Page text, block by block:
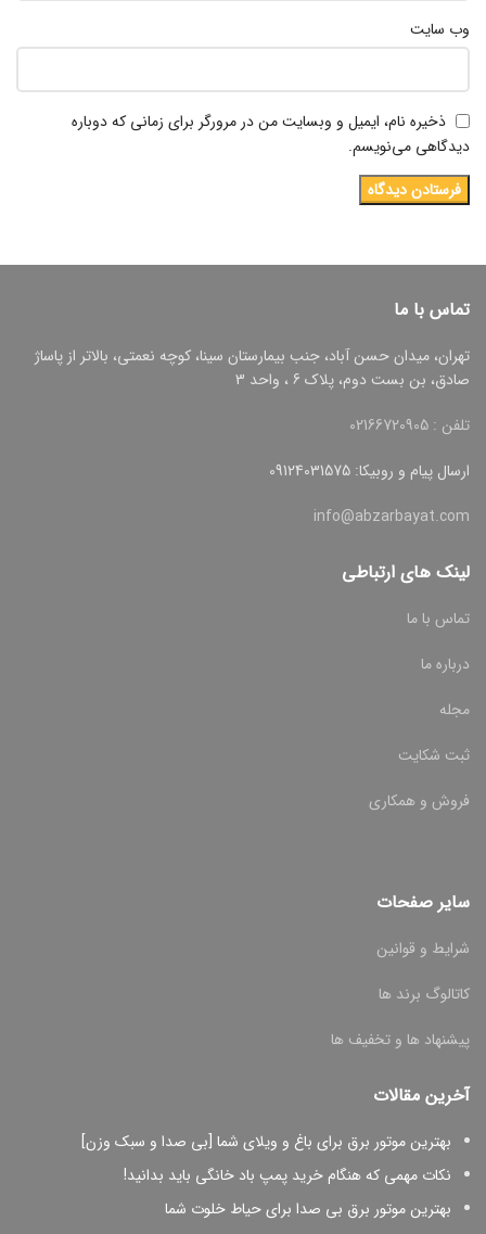
وب‌ سایت
ذخیره نام، ایمیل و وبسایت من در مرورگر برای زمانی که دوباره
دیدگاهی می‌نویسم.
تماس با ما
تهران، میدان حسن آباد، جنب بیمارستان سینا، کوچه نعمتی، بالاتر از پاساژ
صادق، بن بست دوم، پلاک 6 ، واحد 3
تلفن : 02166720905
ارسال پیام و روبیکا: 09124031575
info@abzarbayat.com
لینک های ارتباطی
تماس با ما
درباره ما
مجله
ثبت شکایت
فروش و همکاری
سایر صفحات
شرایط و قوانین
کاتالوگ برند ها
پیشنهاد ها و تخفیف ها
آخرین مقالات
بهترین موتور برق برای باغ و ویلای شما [بی صدا و سبک وزن]
نکات مهمی که هنگام خرید پمپ باد خانگی باید بدانید!
بهترین موتور برق بی صدا برای حیاط خلوت شما